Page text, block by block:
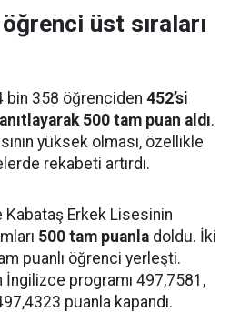
üst sıraları
bin 358 öğrenciden 452’si
500 tam puan aldı.
yüksek olması, özellikle
rekabeti artırdı.
Erkek Lisesinin
500 tam puanla doldu. İki
puanlı öğrenci yerleşti.
programı 497,7581,
puanla kapandı.